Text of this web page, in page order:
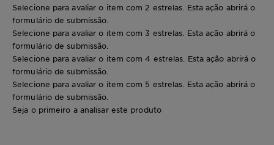
Selecione para avaliar o item com 2 estrelas. Esta ação abrirá o
formulário de submissão.
Selecione para avaliar o item com 3 estrelas. Esta ação abrirá o
formulário de submissão.
Selecione para avaliar o item com 4 estrelas. Esta ação abrirá o
formulário de submissão.
Selecione para avaliar o item com 5 estrelas. Esta ação abrirá o
formulário de submissão.
Seja o primeiro a analisar este produto